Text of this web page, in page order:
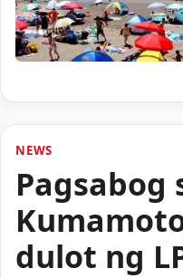
NEWS
Pagsabog
dulot ng